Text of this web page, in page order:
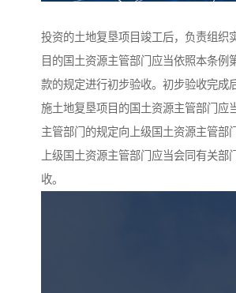
投资的土地复垦项目竣工后，负责组织
目的国土资源主管部门应当依照本条例
款的规定进行初步验收。初步验收完成
施土地复垦项目的国土资源主管部门应
主管部门的规定向上级国土资源主管部
上级国土资源主管部门应当会同有关部
收。